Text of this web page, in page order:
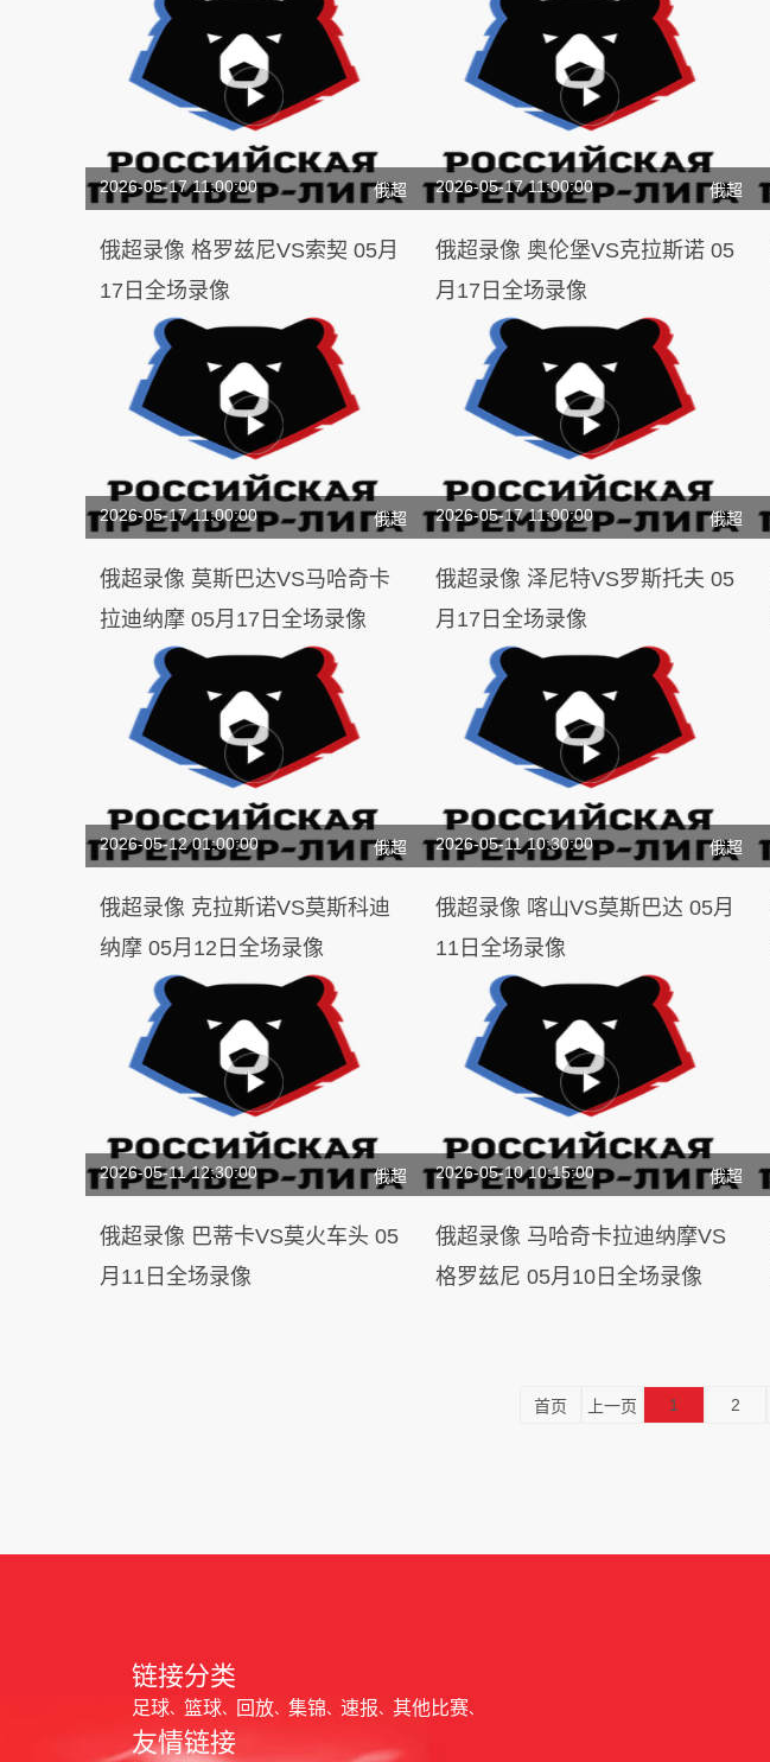
2026-05-17 11:00:00 俄超
俄超录像 格罗兹尼VS索契 05月
17日全场录像
2026-05-17 11:00:00 俄超
俄超录像 奥伦堡VS克拉斯诺 05
月17日全场录像
2026-05-17 11:00:00 俄超
俄超录像 莫斯巴达VS马哈奇卡
拉迪纳摩 05月17日全场录像
2026-05-17 11:00:00 俄超
俄超录像 泽尼特VS罗斯托夫 05
月17日全场录像
2026-05-12 01:00:00 俄超
俄超录像 克拉斯诺VS莫斯科迪
纳摩 05月12日全场录像
2026-05-11 10:30:00 俄超
俄超录像 喀山VS莫斯巴达 05月
11日全场录像
2026-05-11 12:30:00 俄超
俄超录像 巴蒂卡VS莫火车头 05
月11日全场录像
2026-05-10 10:15:00 俄超
俄超录像 马哈奇卡拉迪纳摩VS
格罗兹尼 05月10日全场录像
首页 上一页 1 2
链接分类
足球 篮球 回放 集锦 速报 其他比赛
友情链接